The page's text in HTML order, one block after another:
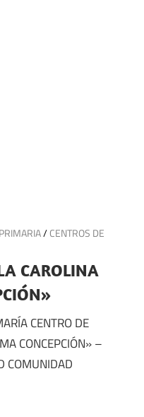
/CENTROS DE
CAROLINA
CENTRO DE
CONCEPCIÓN» –
COMUNIDAD